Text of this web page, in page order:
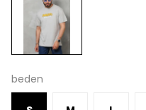
beden